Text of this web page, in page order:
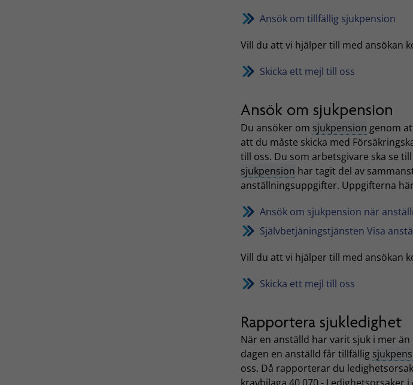
Ansök om tillfällig sjukpension
Vill du att vi hjälper till med ansökan
Skicka ett mejl till oss
Ansök om sjukpension
Du ansöker om sjukpension genom
att du måste skicka med
till oss. Du som arbetsgivare ska se
sjukpension har tagit del av
anställningsuppgifter. Uppgifterna
Ansök om sjukpension när
Självbetjäningstjänsten Visa
Vill du att vi hjälper till med ansökan
Skicka ett mejl till oss
Rapportera sjukledighet
När en anställd har varit sjuk i mer
dagen en anställd får tillfällig
oss. Då rapporterar du